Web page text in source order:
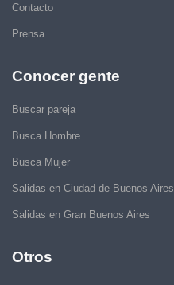
Contacto
Prensa
Conocer gente
Buscar pareja
Busca Hombre
Busca Mujer
Salidas en Ciudad de Buenos Aires
Salidas en Gran Buenos Aires
Otros